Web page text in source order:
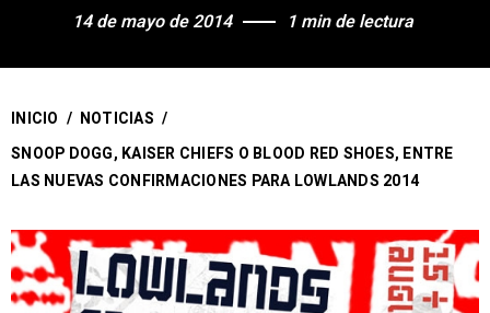
14 de mayo de 2014 1 min de lectura
INICIO / NOTICIAS /
SNOOP DOGG, KAISER CHIEFS O BLOOD RED SHOES, ENTRE
LAS NUEVAS CONFIRMACIONES PARA LOWLANDS 2014